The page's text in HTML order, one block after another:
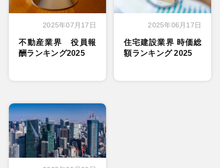
2025年07月17日
不動産業界 役員報
酬ランキング2025
2025年06月17日
住宅建設業界 時価総
額ランキング 2025